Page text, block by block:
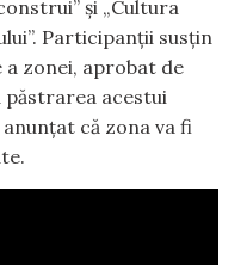
și „Cultura
Participanții susțin
zonei, aprobat de
acestui
că zona va fi